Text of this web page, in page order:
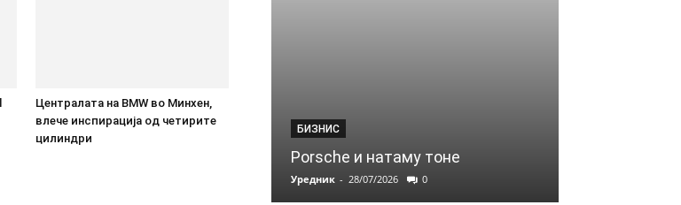
Централата на BMW во Минхен,
влече инспирација од четирите
цилиндри
БИЗНИС
Porsche и натаму тоне
Уредник - 28/07/2026 0